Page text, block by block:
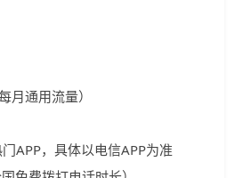
月通用流量）
APP，具体以电信APP为准